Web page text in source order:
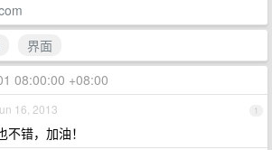
界面
08:00:00 +08:00
1
16, 2013
错，加油！